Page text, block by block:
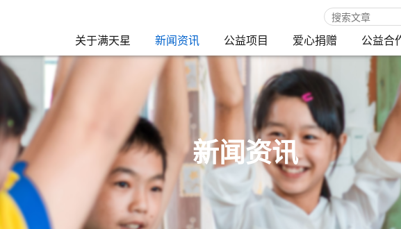
关于满天星 新闻资讯 公益项目 爱心捐赠 公益合
新闻资讯